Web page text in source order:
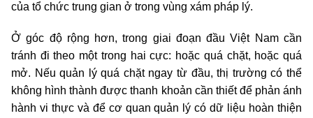
của tổ chức trung gian ở trong vùng xám pháp lý.
Ở góc độ rộng hơn, trong giai đoạn đầu Việt Nam cần
tránh đi theo một trong hai cực: hoặc quá chặt, hoặc quá
mở. Nếu quản lý quá chặt ngay từ đầu, thị trường có thể
không hình thành được thanh khoản cần thiết để phản ánh
hành vi thực và để cơ quan quản lý có dữ liệu hoàn thiện